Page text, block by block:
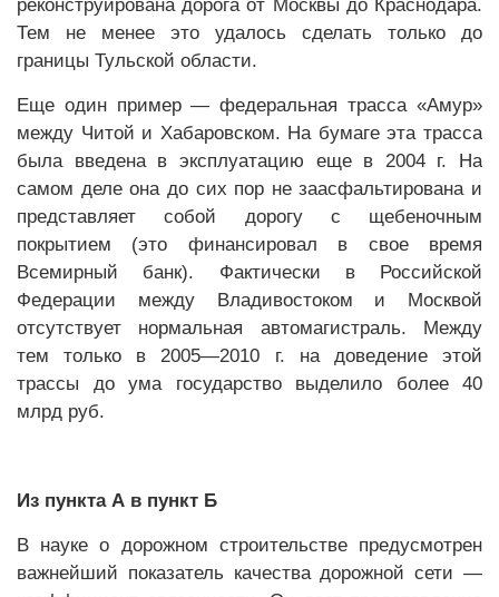
реконструирована дорога от Москвы до Краснодара.
Тем не менее это удалось сделать только до
границы Тульской области.
Еще один пример — федеральная трасса «Амур»
между Читой и Хабаровском. На бумаге эта трасса
была введена в эксплуатацию еще в 2004 г. На
самом деле она до сих пор не заасфальтирована и
представляет собой дорогу с щебеночным
покрытием (это финансировал в свое время
Всемирный банк). Фактически в Российской
Федерации между Владивостоком и Москвой
отсутствует нормальная автомагистраль. Между
тем только в 2005—2010 г. на доведение этой
трассы до ума государство выделило более 40
млрд руб.
Из пункта А в пункт Б
В науке о дорожном строительстве предусмотрен
важнейший показатель качества дорожной сети —